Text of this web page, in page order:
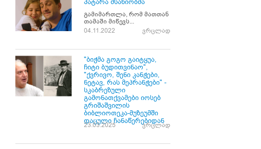
პატარა მსახიობმა
გამიმართლა, რომ მათთან
თამაში მიწევს...
04.11.2022
ვრცლად
"ბიჭმა გოგო გაიტყუა,
ჩიტი ბუდითვინაო",
"ქვრივო, შენი კანჭები,
ნეტავ, რას მეპრანჭები" -
სკაბრეზული
გამონათქვამები იოსებ
გრიშაშვილის
ბიბლიოთეკა-მუზეუმში
დაცული ჩანაწერებიდან
23.03.2025 ვრცლად